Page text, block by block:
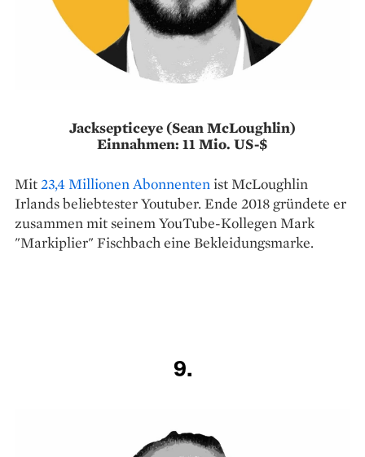
Jacksepticeye (Sean McLoughlin)
Einnahmen: 11 Mio. US-$
Mit23,4 Millionen Abonnentenist McLoughlin
Irlands beliebtester Youtuber. Ende 2018 gründete er
zusammen mit seinem YouTube-Kollegen Mark
"Markiplier" Fischbach eine Bekleidungsmarke.
9.